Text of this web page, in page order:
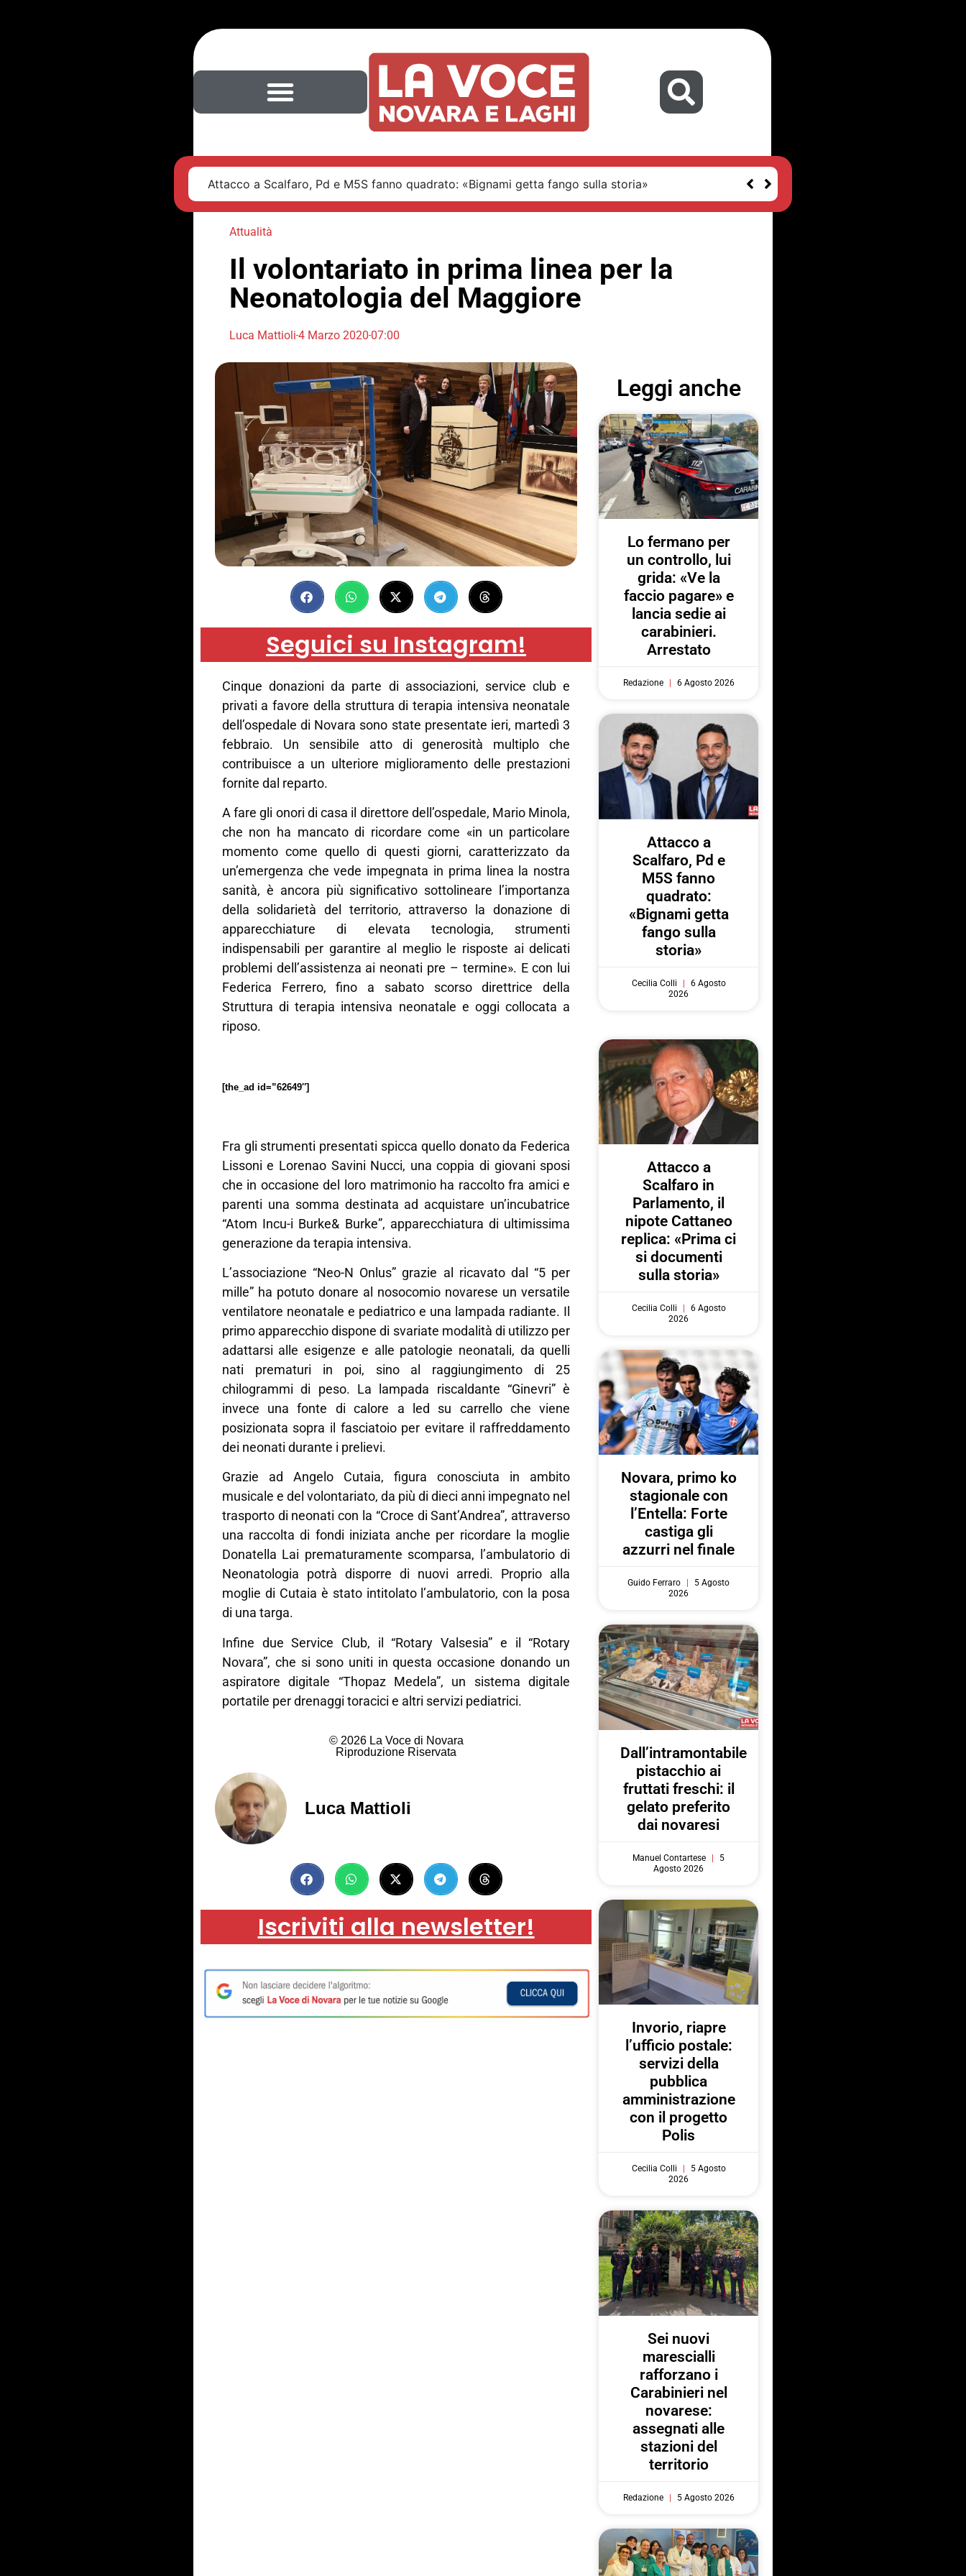
Attacco a Scalfaro, Pd e M5S fanno quadrato: «Bignami getta fango sulla storia»
Attualità
Il volontariato in prima linea per la
Neonatologia del Maggiore
Luca Mattioli4 Marzo 202007:00
Seguici su Instagram!
Cinque donazioni da parte di associazioni, service club e
privati a favore della struttura di terapia intensiva neonatale
dell’ospedale di Novara sono state presentate ieri, martedì 3
febbraio. Un sensibile atto di generosità multiplo che
contribuisce a un ulteriore miglioramento delle prestazioni
fornite dal reparto.
A fare gli onori di casa il direttore dell’ospedale, Mario Minola,
che non ha mancato di ricordare come «in un particolare
momento come quello di questi giorni, caratterizzato da
un’emergenza che vede impegnata in prima linea la nostra
sanità, è ancora più significativo sottolineare l’importanza
della solidarietà del territorio, attraverso la donazione di
apparecchiature di elevata tecnologia, strumenti
indispensabili per garantire al meglio le risposte ai delicati
problemi dell’assistenza ai neonati pre – termine». E con lui
Federica Ferrero, fino a sabato scorso direttrice della
Struttura di terapia intensiva neonatale e oggi collocata a
riposo.
[the_ad id=”62649″]
Fra gli strumenti presentati spicca quello donato da Federica
Lissoni e Lorenao Savini Nucci, una coppia di giovani sposi
che in occasione del loro matrimonio ha raccolto fra amici e
parenti una somma destinata ad acquistare un’incubatrice
“Atom Incu-i Burke& Burke”, apparecchiatura di ultimissima
generazione da terapia intensiva.
L’associazione “Neo-N Onlus” grazie al ricavato dal “5 per
mille” ha potuto donare al nosocomio novarese un versatile
ventilatore neonatale e pediatrico e una lampada radiante. Il
primo apparecchio dispone di svariate modalità di utilizzo per
adattarsi alle esigenze e alle patologie neonatali, da quelli
nati prematuri in poi, sino al raggiungimento di 25
chilogrammi di peso. La lampada riscaldante “Ginevri” è
invece una fonte di calore a led su carrello che viene
posizionata sopra il fasciatoio per evitare il raffreddamento
dei neonati durante i prelievi.
Grazie ad Angelo Cutaia, figura conosciuta in ambito
musicale e del volontariato, da più di dieci anni impegnato nel
trasporto di neonati con la “Croce di Sant’Andrea”, attraverso
una raccolta di fondi iniziata anche per ricordare la moglie
Donatella Lai prematuramente scomparsa, l’ambulatorio di
Neonatologia potrà disporre di nuovi arredi. Proprio alla
moglie di Cutaia è stato intitolato l’ambulatorio, con la posa
di una targa.
Infine due Service Club, il “Rotary Valsesia” e il “Rotary
Novara”, che si sono uniti in questa occasione donando un
aspiratore digitale “Thopaz Medela”, un sistema digitale
portatile per drenaggi toracici e altri servizi pediatrici.
© 2026 La Voce di Novara
Riproduzione Riservata
Luca Mattioli
Iscriviti alla newsletter!
Leggi anche
Lo fermano per
un controllo, lui
grida: «Ve la
faccio pagare» e
lancia sedie ai
carabinieri.
Arrestato
Redazione 6 Agosto 2026
Attacco a
Scalfaro, Pd e
M5S fanno
quadrato:
«Bignami getta
fango sulla
storia»
Cecilia Colli
6 Agosto
2026
Attacco a
Scalfaro in
Parlamento, il
nipote Cattaneo
replica: «Prima ci
si documenti
sulla storia»
Cecilia Colli
6 Agosto
2026
Novara, primo ko
stagionale con
l’Entella: Forte
castiga gli
azzurri nel finale
Guido Ferraro
5 Agosto
2026
Dall’intramontabile
pistacchio ai
fruttati freschi: il
gelato preferito
dai novaresi
Manuel Contartese
5
Agosto 2026
Invorio, riapre
l’ufficio postale:
servizi della
pubblica
amministrazione
con il progetto
Polis
Cecilia Colli
5 Agosto
2026
Sei nuovi
marescialli
rafforzano i
Carabinieri nel
novarese:
assegnati alle
stazioni del
territorio
Redazione 5 Agosto 2026